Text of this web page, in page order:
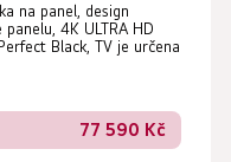
na panel, design
4K ULTRA HD
Black, TV je určena
77 590 Kč